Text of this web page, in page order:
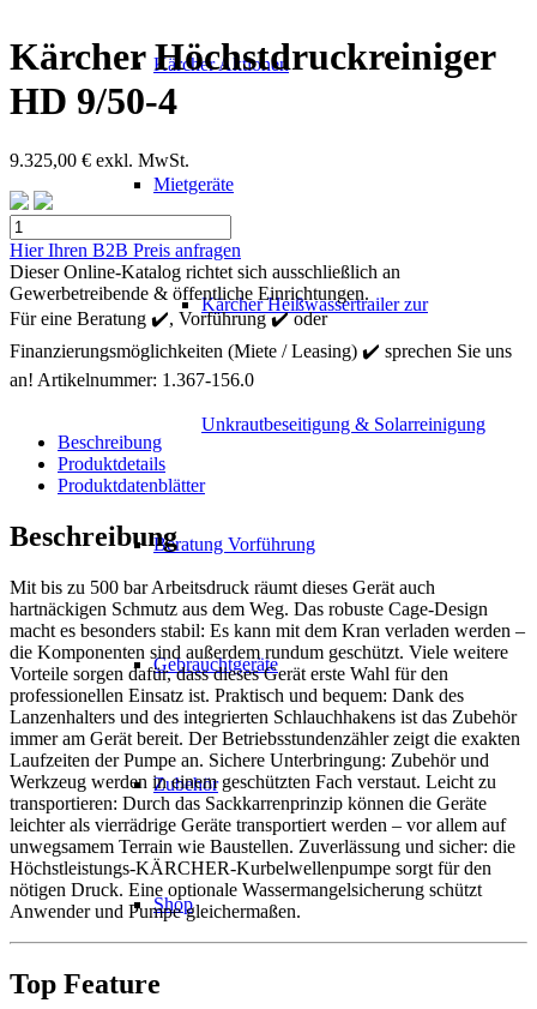
Kärcher Aktionen
Mietgeräte
Kärcher Heißwassertrailer zur
Unkrautbeseitigung & Solarreinigung
Beratung Vorführung
Gebrauchtgeräte
Zubehör
Shop
Kärcher Höchstdruckreiniger
HD 9/50-4
9.325,00 € exkl. MwSt.
Kärcher
Höchstdruckreiniger
HD
9/50-
4
Menge
Hier Ihren B2B Preis anfragen
Dieser Online-Katalog richtet sich ausschließlich an
Gewerbetreibende & öffentliche Einrichtungen.
Für eine Beratung ✔️, Vorführung ✔️ oder
Finanzierungsmöglichkeiten (Miete / Leasing) ✔️ sprechen Sie uns
an! Artikelnummer: 1.367-156.0
Beschreibung
Produktdetails
Produktdatenblätter
Beschreibung
Mit bis zu 500 bar Arbeitsdruck räumt dieses Gerät auch
hartnäckigen Schmutz aus dem Weg. Das robuste Cage-Design
macht es besonders stabil: Es kann mit dem Kran verladen werden –
die Komponenten sind außerdem rundum geschützt. Viele weitere
Vorteile sorgen dafür, dass dieses Gerät erste Wahl für den
professionellen Einsatz ist. Praktisch und bequem: Dank des
Lanzenhalters und des integrierten Schlauchhakens ist das Zubehör
immer am Gerät bereit. Der Betriebsstundenzähler zeigt die exakten
Laufzeiten der Pumpe an. Sichere Unterbringung: Zubehör und
Werkzeug werden in einem geschützten Fach verstaut. Leicht zu
transportieren: Durch das Sackkarrenprinzip können die Geräte
leichter als vierrädrige Geräte transportiert werden – vor allem auf
unwegsamem Terrain wie Baustellen. Zuverlässung und sicher: die
Höchstleistungs-KÄRCHER-Kurbelwellenpumpe sorgt für den
nötigen Druck. Eine optionale Wassermangelsicherung schützt
Anwender und Pumpe gleichermaßen.
Top Feature